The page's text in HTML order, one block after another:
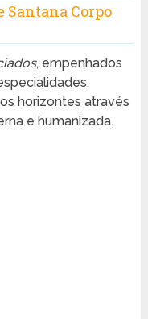
Santana Corpo
, empenhados
horizontes através
e humanizada.